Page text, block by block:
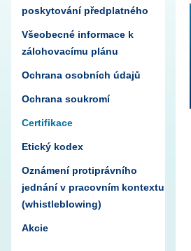
poskytování předplatného
Všeobecné informace k
zálohovacímu plánu
Ochrana osobních údajů
Ochrana soukromí
Certifikace
Etický kodex
Oznámení protiprávního
jednání v pracovním kontextu
(whistleblowing)
Akcie